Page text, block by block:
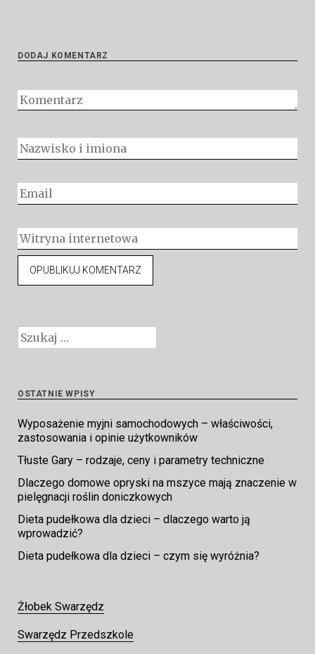
DODAJ KOMENTARZ
Szukaj:
OSTATNIE WPISY
Wyposażenie myjni samochodowych – właściwości,
zastosowania i opinie użytkowników
Tłuste Gary – rodzaje, ceny i parametry techniczne
Dlaczego domowe opryski na mszyce mają znaczenie w
pielęgnacji roślin doniczkowych
Dieta pudełkowa dla dzieci – dlaczego warto ją
wprowadzić?
Dieta pudełkowa dla dzieci – czym się wyróżnia?
Żłobek Swarzędz
Swarzędz Przedszkole